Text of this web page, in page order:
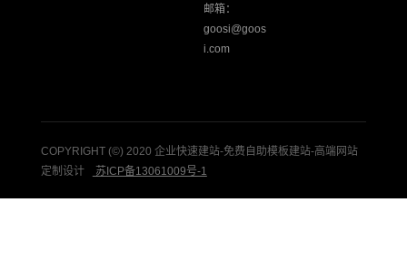
邮箱：
goosi@goos
i.com
COPYRIGHT (©) 2020 企业快速建站-免费自助模板建站-高端网站
定制设计
苏ICP备13061009号-1